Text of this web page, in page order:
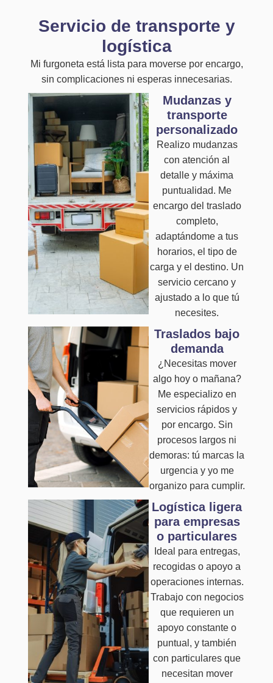
Servicio de transporte y
logística
Mi furgoneta está lista para moverse por encargo,
sin complicaciones ni esperas innecesarias.
Mudanzas y
transporte
personalizado
Realizo mudanzas
con atención al
detalle y máxima
puntualidad. Me
encargo del traslado
completo,
adaptándome a tus
horarios, el tipo de
carga y el destino. Un
servicio cercano y
ajustado a lo que tú
necesites.
Traslados bajo
demanda
¿Necesitas mover
algo hoy o mañana?
Me especializo en
servicios rápidos y
por encargo. Sin
procesos largos ni
demoras: tú marcas la
urgencia y yo me
organizo para cumplir.
Logística ligera
para empresas
o particulares
Ideal para entregas,
recogidas o apoyo a
operaciones internas.
Trabajo con negocios
que requieren un
apoyo constante o
puntual, y también
con particulares que
necesitan mover